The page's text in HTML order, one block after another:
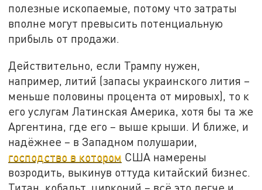
полезные ископаемые, потому что затраты
вполне могут превысить потенциальную
прибыль от продажи.
Действительно, если Трампу нужен,
например, литий (запасы украинского лития –
меньше половины процента от мировых), то к
его услугам Латинская Америка, хотя бы та же
Аргентина, где его – выше крыши. И ближе, и
надёжнее – в Западном полушарии,
господство в котором США намерены
возродить, выкинув оттуда китайский бизнес.
Титан, кобальт, цирконий – всё это легче и